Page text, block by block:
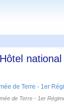
de Terre - 1er